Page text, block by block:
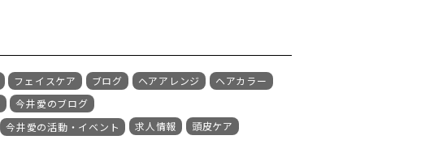
フェイスケア ブログ ヘアアレンジ
ヘアカラー
今井愛のブログ
今井愛の活動・イベント 求人情報 頭皮ケア